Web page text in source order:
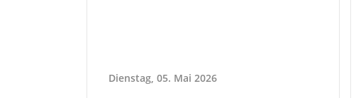
Dienstag, 05. Mai 2026